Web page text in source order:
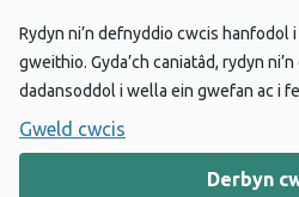
Rydyn ni’n defnyddio cwcis hanfodol
gweithio. Gyda’ch caniatâd, rydyn
dadansoddol i wella ein gwefan ac i
Gweld cwcis
Derbyn